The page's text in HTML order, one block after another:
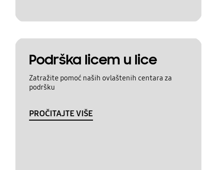
Podrška licem u lice
Zatražite pomoć naših ovlaštenih centara za
podršku
PROČITAJTE VIŠE